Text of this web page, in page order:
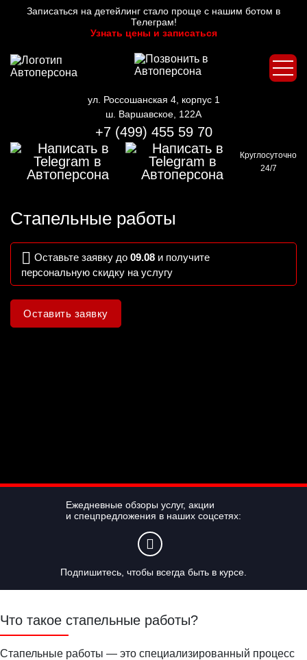
Записаться на детейлинг стало проще с нашим ботом в
Телеграм!
Узнать цены и записаться
ул. Россошанская 4, корпус 1
ш. Варшавское, 122А
+7 (499) 455 59 70
Круглосуточно
24/7
Стапельные работы
Оставьте заявку до 09.08 и получите
персональную скидку на услугу
Оставить заявку
Ежедневные обзоры услуг, акции
и спецпредложения в наших соцсетях:
Подпишитесь, чтобы всегда быть в курсе.
Что такое стапельные работы?
Стапельные работы — это специализированный процесс